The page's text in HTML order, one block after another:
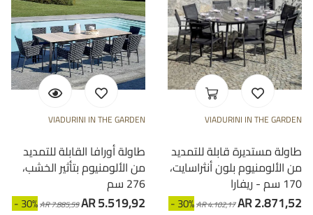
VIADURINI IN THE GARDEN
طاولة أورافا القابلة للتمديد
من الألومنيوم بتأثير الخشب،
276 سم
- 30%AR 7.885,59AR 5.519,92
VIADURINI IN THE GARDEN
طاولة مستديرة قابلة للتمديد
من الألومنيوم بلون أنثراسايت،
170 سم - ريفارا
- 30%AR 4.102,17AR 2.871,52